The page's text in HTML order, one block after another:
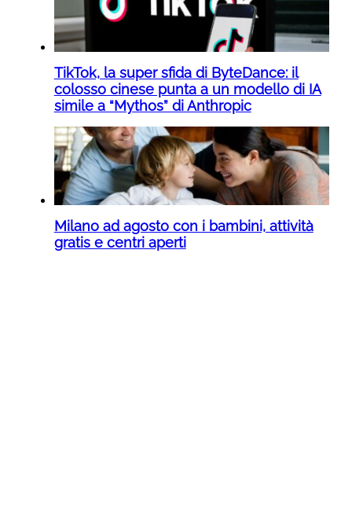
TikTok, la super sfida di ByteDance: il
colosso cinese punta a un modello di IA
simile a “Mythos” di Anthropic
Milano ad agosto con i bambini, attività
gratis e centri aperti